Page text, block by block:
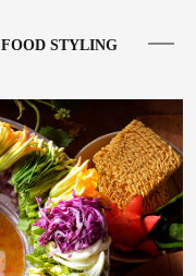
FOOD STYLING